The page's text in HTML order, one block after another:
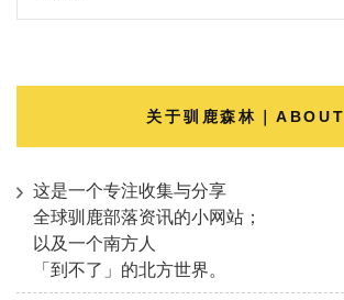
索：
关于驯鹿森林｜ABOUT
这是一个专注收集与分享
全球驯鹿部落资讯的小网站；
以及一个南方人
「到不了」的北方世界。